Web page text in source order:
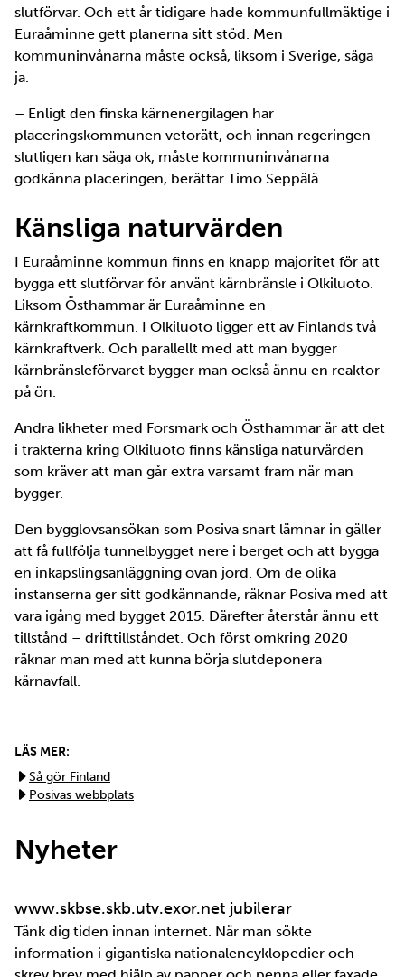
slutförvar. Och ett år tidigare hade kommunfullmäktige i
Euraåminne gett planerna sitt stöd. Men
kommuninvånarna måste också, liksom i Sverige, säga
ja.
– Enligt den finska kärnenergilagen har
placeringskommunen vetorätt, och innan regeringen
slutligen kan säga ok, måste kommuninvånarna
godkänna placeringen, berättar Timo Seppälä.
Känsliga naturvärden
I Euraåminne kommun finns en knapp majoritet för att
bygga ett slutförvar för använt kärnbränsle i Olkiluoto.
Liksom Östhammar är Euraåminne en
kärnkraftkommun. I Olkiluoto ligger ett av Finlands två
kärnkraftverk. Och parallellt med att man bygger
kärnbränsleförvaret bygger man också ännu en reaktor
på ön.
Andra likheter med Forsmark och Östhammar är att det
i trakterna kring Olkiluoto finns känsliga naturvärden
som kräver att man går extra varsamt fram när man
bygger.
Den bygglovsansökan som Posiva snart lämnar in gäller
att få fullfölja tunnelbygget nere i berget och att bygga
en inkapslingsanläggning ovan jord. Om de olika
instanserna ger sitt godkännande, räknar Posiva med att
vara igång med bygget 2015. Därefter återstår ännu ett
tillstånd – drifttillståndet. Och först omkring 2020
räknar man med att kunna börja slutdeponera
kärnavfall.
LÄS MER:
Så gör Finland
Posivas webbplats
Nyheter
www.skbse.skb.utv.exor.net jubilerar
Tänk dig tiden innan internet. När man sökte
information i gigantiska nationalencyklopedier och